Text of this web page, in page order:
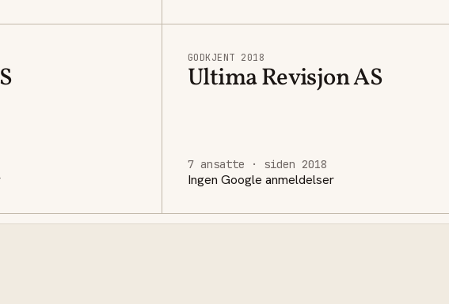
GODKJENT 2018
Ultima Revisjon AS
7 ansatte · siden 2018
Ingen Google anmeldelser